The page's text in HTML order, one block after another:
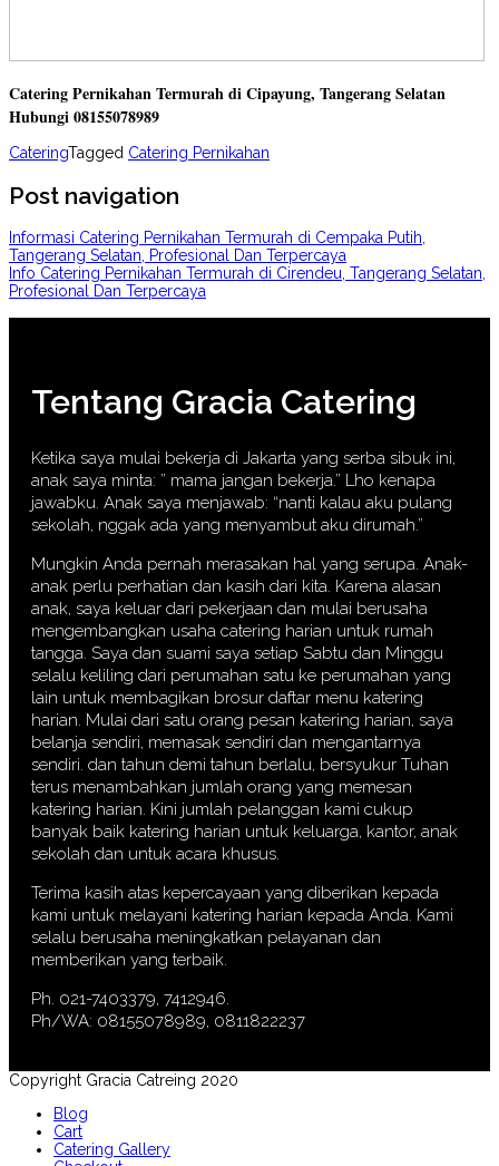
Catering Pernikahan Termurah di Cipayung, Tangerang Selatan
Hubungi 08155078989
CateringTagged Catering Pernikahan
Post navigation
Informasi Catering Pernikahan Termurah di Cempaka Putih,
Tangerang Selatan, Profesional Dan Terpercaya
Info Catering Pernikahan Termurah di Cirendeu, Tangerang Selatan,
Profesional Dan Terpercaya
Tentang Gracia Catering
Ketika saya mulai bekerja di Jakarta yang serba sibuk ini,
anak saya minta: ” mama jangan bekerja.” Lho kenapa
jawabku. Anak saya menjawab: “nanti kalau aku pulang
sekolah, nggak ada yang menyambut aku dirumah.”
Mungkin Anda pernah merasakan hal yang serupa. Anak-
anak perlu perhatian dan kasih dari kita. Karena alasan
anak, saya keluar dari pekerjaan dan mulai berusaha
mengembangkan usaha catering harian untuk rumah
tangga. Saya dan suami saya setiap Sabtu dan Minggu
selalu keliling dari perumahan satu ke perumahan yang
lain untuk membagikan brosur daftar menu katering
harian. Mulai dari satu orang pesan katering harian, saya
belanja sendiri, memasak sendiri dan mengantarnya
sendiri. dan tahun demi tahun berlalu, bersyukur Tuhan
terus menambahkan jumlah orang yang memesan
katering harian. Kini jumlah pelanggan kami cukup
banyak baik katering harian untuk keluarga, kantor, anak
sekolah dan untuk acara khusus.
Terima kasih atas kepercayaan yang diberikan kepada
kami untuk melayani katering harian kepada Anda. Kami
selalu berusaha meningkatkan pelayanan dan
memberikan yang terbaik.
Ph. 021-7403379, 7412946.
Ph/WA: 08155078989, 0811822237
Copyright Gracia Catreing 2020
Blog
Cart
Catering Gallery